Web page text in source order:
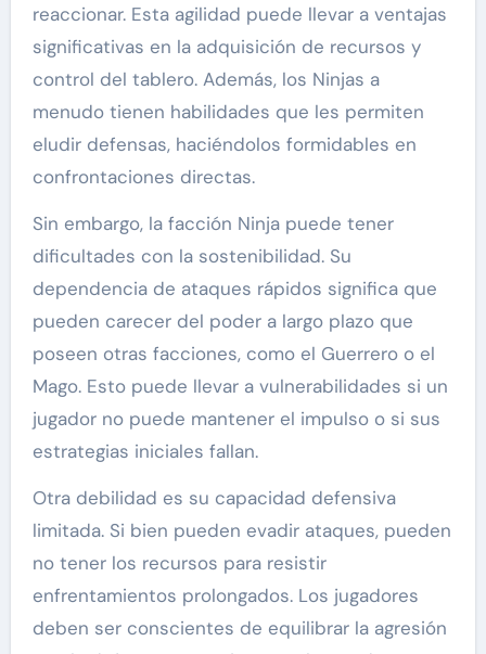
reaccionar. Esta agilidad puede llevar a ventajas
significativas en la adquisición de recursos y
control del tablero. Además, los Ninjas a
menudo tienen habilidades que les permiten
eludir defensas, haciéndolos formidables en
confrontaciones directas.
Sin embargo, la facción Ninja puede tener
dificultades con la sostenibilidad. Su
dependencia de ataques rápidos significa que
pueden carecer del poder a largo plazo que
poseen otras facciones, como el Guerrero o el
Mago. Esto puede llevar a vulnerabilidades si un
jugador no puede mantener el impulso o si sus
estrategias iniciales fallan.
Otra debilidad es su capacidad defensiva
limitada. Si bien pueden evadir ataques, pueden
no tener los recursos para resistir
enfrentamientos prolongados. Los jugadores
deben ser conscientes de equilibrar la agresión